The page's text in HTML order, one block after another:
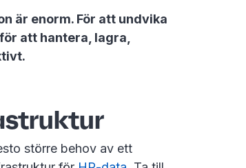
är enorm. För att undvika
att hantera, lagra,
större behov av ett